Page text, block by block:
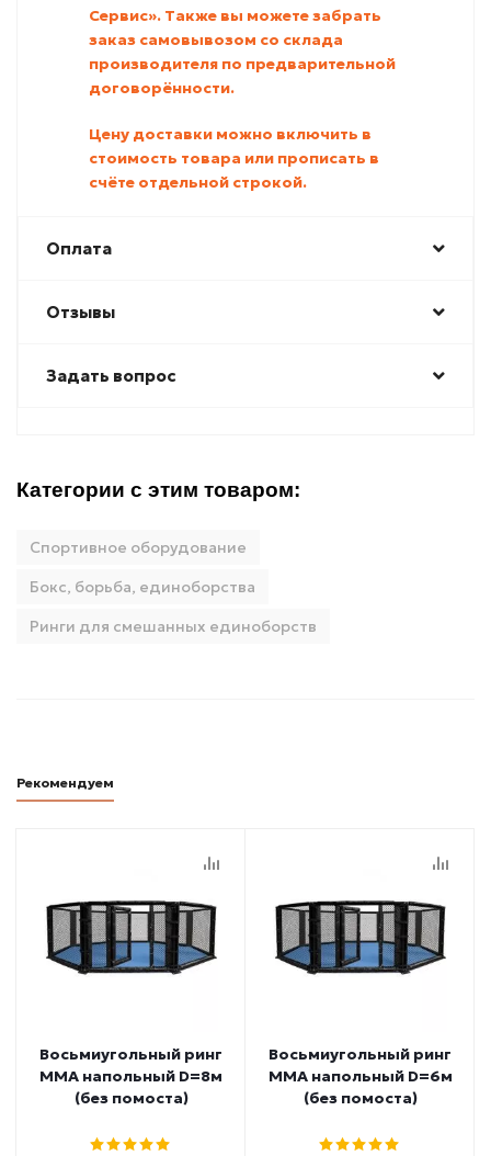
Сервис». Также вы можете забрать
заказ самовывозом со склада
производителя по предварительной
договорённости.
Цену доставки можно включить в
стоимость товара или прописать в
счёте отдельной строкой.
Оплата
Отзывы
Задать вопрос
Категории с этим товаром:
Спортивное оборудование
Бокс, борьба, единоборства
Ринги для смешанных единоборств
Рекомендуем
Восьмиугольный ринг
ММА напольный D=8м
(без помоста)
Восьмиугольный ринг
ММА напольный D=6м
(без помоста)